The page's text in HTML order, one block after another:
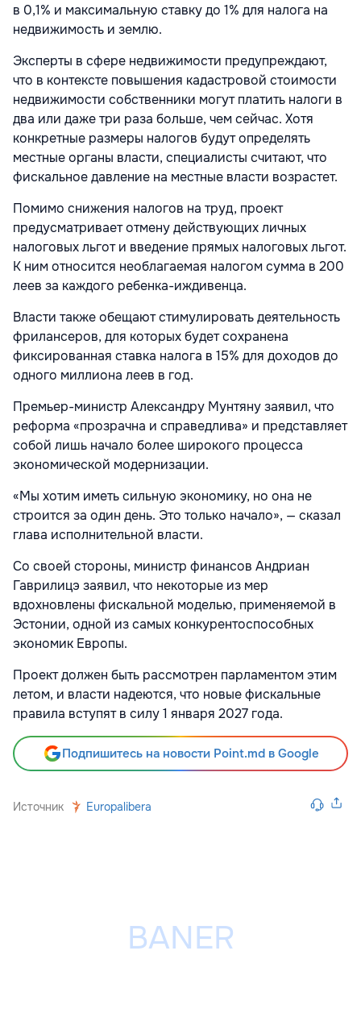
в 0,1% и максимальную ставку до 1% для налога на
недвижимость и землю.
Эксперты в сфере недвижимости предупреждают,
что в контексте повышения кадастровой стоимости
недвижимости собственники могут платить налоги в
два или даже три раза больше, чем сейчас. Хотя
конкретные размеры налогов будут определять
местные органы власти, специалисты считают, что
фискальное давление на местные власти возрастет.
Помимо снижения налогов на труд, проект
предусматривает отмену действующих личных
налоговых льгот и введение прямых налоговых льгот.
К ним относится необлагаемая налогом сумма в 200
леев за каждого ребенка-иждивенца.
Власти также обещают стимулировать деятельность
фрилансеров, для которых будет сохранена
фиксированная ставка налога в 15% для доходов до
одного миллиона леев в год.
Премьер-министр Александру Мунтяну заявил, что
реформа «прозрачна и справедлива» и представляет
собой лишь начало более широкого процесса
экономической модернизации.
«Мы хотим иметь сильную экономику, но она не
строится за один день. Это только начало», — сказал
глава исполнительной власти.
Со своей стороны, министр финансов Андриан
Гаврилицэ заявил, что некоторые из мер
вдохновлены фискальной моделью, применяемой в
Эстонии, одной из самых конкурентоспособных
экономик Европы.
Проект должен быть рассмотрен парламентом этим
летом, и власти надеются, что новые фискальные
правила вступят в силу 1 января 2027 года.
Подпишитесь на новости Point.md в Google
Источник Europalibera